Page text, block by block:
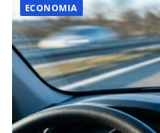
ECONOMIA